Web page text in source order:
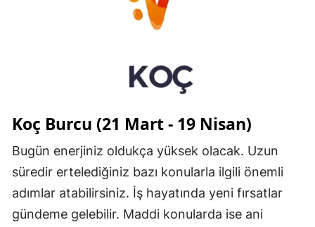
Koç Burcu (21 Mart - 19 Nisan)
Bugün enerjiniz oldukça yüksek olacak. Uzun
süredir ertelediğiniz bazı konularla ilgili önemli
adımlar atabilirsiniz. İş hayatında yeni fırsatlar
gündeme gelebilir. Maddi konularda ise ani